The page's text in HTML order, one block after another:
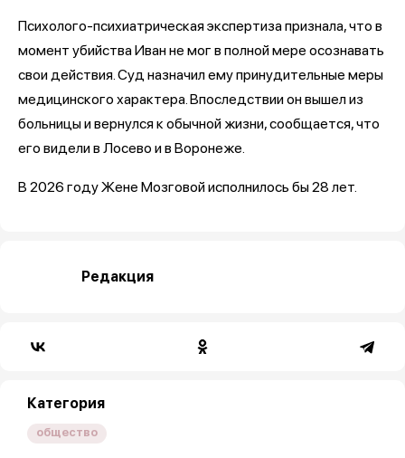
Психолого-психиатрическая экспертиза признала, что в
момент убийства Иван не мог в полной мере осознавать
свои действия. Суд назначил ему принудительные меры
медицинского характера. Впоследствии он вышел из
больницы и вернулся к обычной жизни, сообщается, что
его видели в Лосево и в Воронеже.
В 2026 году Жене Мозговой исполнилось бы 28 лет.
Редакция
Категория
общество